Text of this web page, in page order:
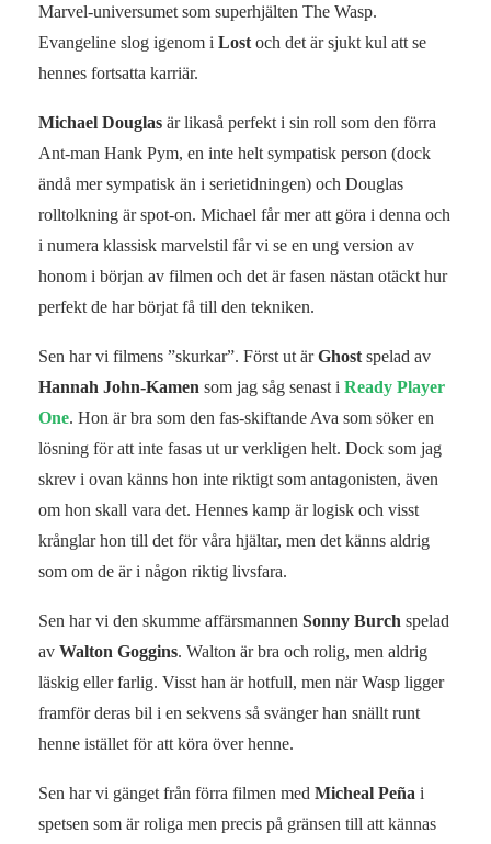
Marvel-universumet som superhjälten The Wasp.
Evangeline slog igenom i Lost och det är sjukt kul att se
hennes fortsatta karriär.
Michael Douglas är likaså perfekt i sin roll som den förra
Ant-man Hank Pym, en inte helt sympatisk person (dock
ändå mer sympatisk än i serietidningen) och Douglas
rolltolkning är spot-on. Michael får mer att göra i denna och
i numera klassisk marvelstil får vi se en ung version av
honom i början av filmen och det är fasen nästan otäckt hur
perfekt de har börjat få till den tekniken.
Sen har vi filmens ”skurkar”. Först ut ärGhost spelad av
Hannah John-Kamen som jag såg senast i Ready Player
One. Hon är bra som den fas-skiftande Ava som söker en
lösning för att inte fasas ut ur verkligen helt. Dock som jag
skrev i ovan känns hon inte riktigt som antagonisten, även
om hon skall vara det. Hennes kamp är logisk och visst
krånglar hon till det för våra hjältar, men det känns aldrig
som om de är i någon riktig livsfara.
Sen har vi den skumme affärsmannen Sonny Burch spelad
av Walton Goggins. Walton är bra och rolig, men aldrig
läskig eller farlig. Visst han är hotfull, men när Wasp ligger
framför deras bil i en sekvens så svänger han snällt runt
henne istället för att köra över henne.
Sen har vi gänget från förra filmen med Micheal Peña i
spetsen som är roliga men precis på gränsen till att kännas